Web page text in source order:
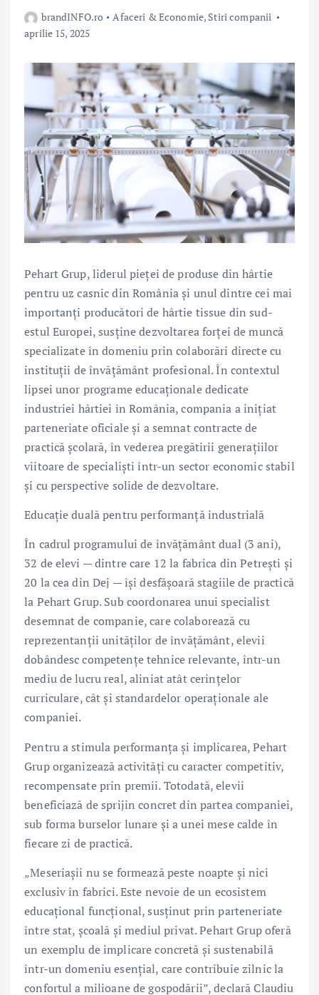
brandINFO.ro Afaceri & Economie, Stiri companii
aprilie 15, 2025
Pehart Grup, liderul pieței de produse din hârtie
pentru uz casnic din România și unul dintre cei mai
importanți producători de hârtie tissue din sud-
estul Europei, susține dezvoltarea forței de muncă
specializate în domeniu prin colaborări directe cu
instituții de învățământ profesional. În contextul
lipsei unor programe educaționale dedicate
industriei hârtiei în România, compania a inițiat
parteneriate oficiale și a semnat contracte de
practică școlară, în vederea pregătirii generațiilor
viitoare de specialiști într-un sector economic stabil
și cu perspective solide de dezvoltare.
Educație duală pentru performanță industrială
În cadrul programului de învățământ dual (3 ani),
32 de elevi — dintre care 12 la fabrica din Petrești și
20 la cea din Dej — își desfășoară stagiile de practică
la Pehart Grup. Sub coordonarea unui specialist
desemnat de companie, care colaborează cu
reprezentanții unităților de învățământ, elevii
dobândesc competențe tehnice relevante, într-un
mediu de lucru real, aliniat atât cerințelor
curriculare, cât și standardelor operaționale ale
companiei.
Pentru a stimula performanța și implicarea, Pehart
Grup organizează activități cu caracter competitiv,
recompensate prin premii. Totodată, elevii
beneficiază de sprijin concret din partea companiei,
sub forma burselor lunare și a unei mese calde în
fiecare zi de practică.
„Meseriașii nu se formează peste noapte și nici
exclusiv în fabrici. Este nevoie de un ecosistem
educațional funcțional, susținut prin parteneriate
între stat, școală și mediul privat. Pehart Grup oferă
un exemplu de implicare concretă și sustenabilă
într-un domeniu esențial, care contribuie zilnic la
confortul a milioane de gospodării”, declară Claudiu